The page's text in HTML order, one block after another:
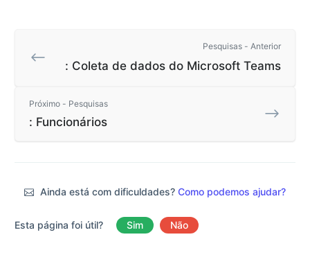
Pesquisas - Anterior
: Coleta de dados do Microsoft Teams
Próximo - Pesquisas
: Funcionários
Ainda está com dificuldades? Como podemos ajudar?
Esta página foi útil? Sim Não